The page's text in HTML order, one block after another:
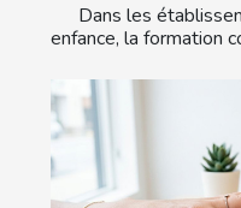
Dans les
enfance, la formation